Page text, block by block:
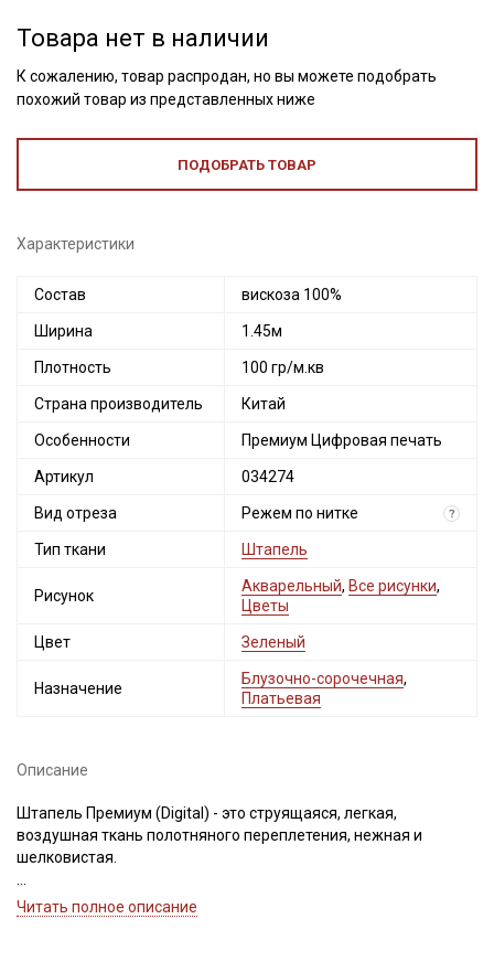
Товара нет в наличии
К сожалению, товар распродан, но вы можете подобрать
похожий товар из представленных ниже
ПОДОБРАТЬ ТОВАР
Характеристики
Состав вискоза 100%
Ширина 1.45м
Плотность 100 гр/м.кв
Страна производитель Китай
Особенности Премиум Цифровая печать
Артикул 034274
Вид отреза Режем по нитке ?
Тип ткани Штапель
Рисунок
Акварельный, Все рисунки,
Цветы
Цвет Зеленый
Назначение
Блузочно-сорочечная,
Платьевая
Описание
Штапель Премиум (Digital) - это струящаяся, легкая,
воздушная ткань полотняного переплетения, нежная и
шелковистая.
Рисунок нанесен цифровой (Digital) печатью с одной стороны.
Читать полное описание